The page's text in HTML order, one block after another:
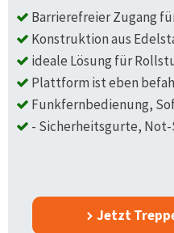
Barrierefreier Zugang
Konstruktion aus
ideale Lösung für
Plattform ist eben
Funkfernbedienung,
- Sicherheitsgurte,
Jetzt